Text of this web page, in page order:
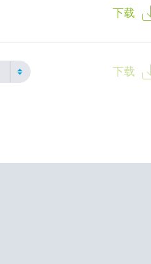
下载
下载